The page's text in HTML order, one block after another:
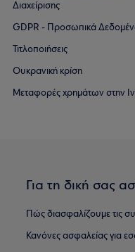
Διαχείρισης
GDPR - Προσωπικά
Τιτλοποιήσεις
Ουκρανική κρίση
Μεταφορές χρημάτων στην
Για τη δική σας
Πώς διασφαλίζουμε τις
Κανόνες ασφαλείας για